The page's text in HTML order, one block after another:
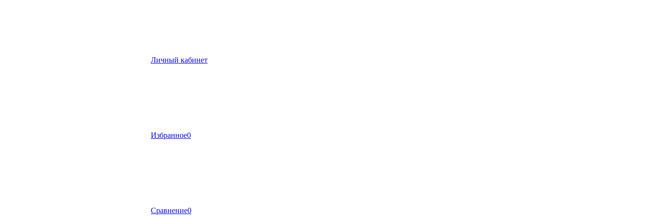
Личный кабинет
Избранное0
Сравнение0